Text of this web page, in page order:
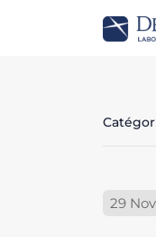
29